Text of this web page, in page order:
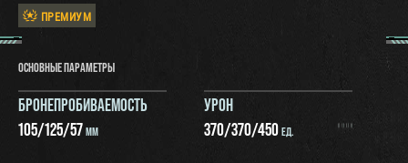
ПРЕМИУМ
ОСНОВНЫЕ ПАРАМЕТРЫ
БРОНЕПРОБИВАЕМОСТЬ
105/125/57ММ
УРОН
370/370/450ЕД.